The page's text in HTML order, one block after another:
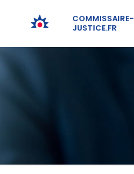
COMMISSAIRE-
JUSTICE.FR